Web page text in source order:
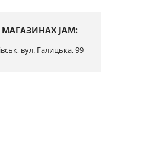
МАГАЗИНАХ JAM:
вул. Галицька, 99